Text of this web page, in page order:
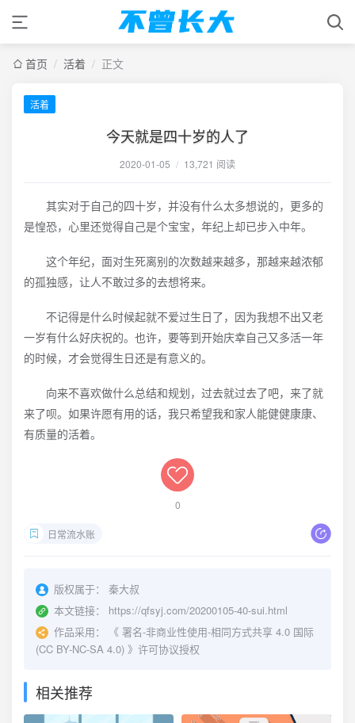
首页 / 活着 / 正文
活着
今天就是四十岁的人了
2020-01-05 / 13,721 阅读
其实对于自己的四十岁，并没有什么太多想说的，更多的
是惶恐，心里还觉得自己是个宝宝，年纪上却已步入中年。
这个年纪，面对生死离别的次数越来越多，那越来越浓郁
的孤独感，让人不敢过多的去想将来。
不记得是什么时候起就不爱过生日了，因为我想不出又老
一岁有什么好庆祝的。也许，要等到开始庆幸自己又多活一年
的时候，才会觉得生日还是有意义的。
向来不喜欢做什么总结和规划，过去就过去了吧，来了就
来了呗。如果许愿有用的话，我只希望我和家人能健健康康、
有质量的活着。
0
日常流水账
版权属于：
秦大叔
本文链接：
https://qfsyj.com/20200105-40-sui.html
作品采用：
《 署名-非商业性使用-相同方式共享 4.0 国际
(CC BY-NC-SA 4.0) 》许可协议授权
相关推荐